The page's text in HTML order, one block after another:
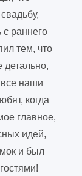
с раннего
тем, что
детально,
наши
когда
главное,
идей,
и был